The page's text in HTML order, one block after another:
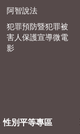
阿智說法
犯罪預防暨犯罪被
害人保護宣導微電
影
性別平等專區